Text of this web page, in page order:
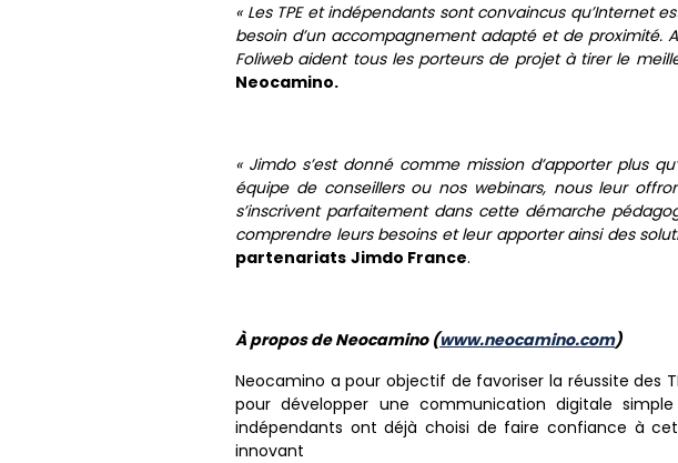
« Les TPE et indépendants sont convaincus
besoin d’un accompagnement adapté et de proximité.
Foliweb aident tous les porteurs de projet à tirer le
Neocamino.
« Jimdo s’est donné comme mission d’apporter plus
équipe de conseillers ou nos webinars, nous leur
s’inscrivent parfaitement dans cette démarche
comprendre leurs besoins et leur apporter ainsi des
partenariats Jimdo France.
À propos de Neocamino (www.neocamino.com)
Neocamino a pour objectif de favoriser la réussite des
pour développer une communication digitale
indépendants ont déjà choisi de faire confiance à
innovant